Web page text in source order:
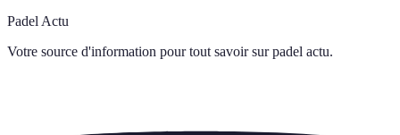
Padel Actu
Votre source d'information pour tout savoir sur padel actu.